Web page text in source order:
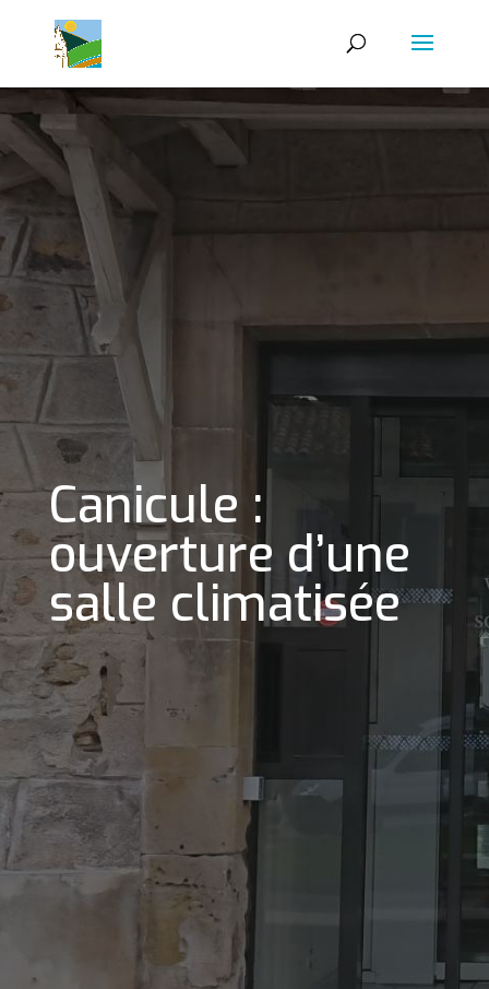
Canicule :
ouverture d’une
salle climatisée